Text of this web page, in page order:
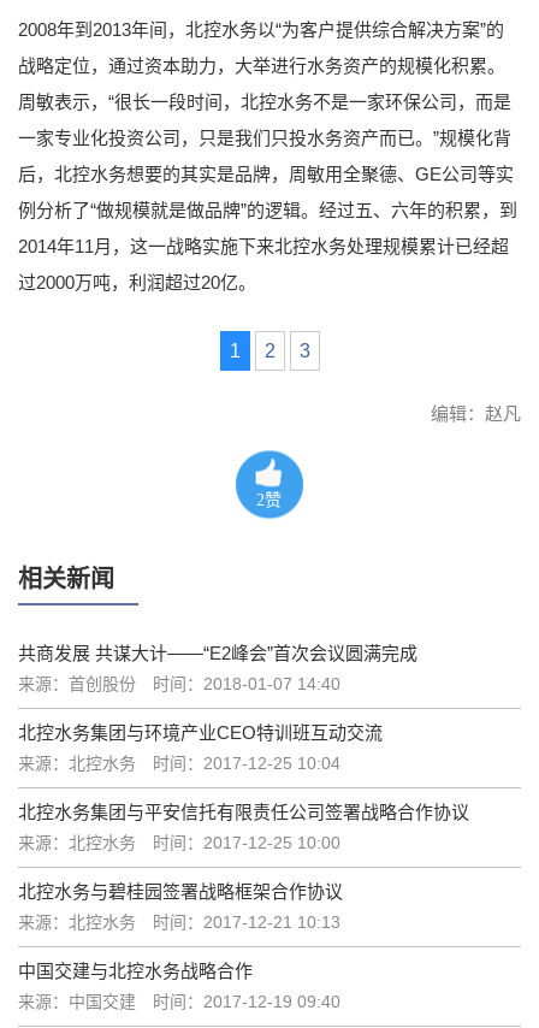
2008年到2013年间，北控水务以“为客户提供综合解决方案”的
战略定位，通过资本助力，大举进行水务资产的规模化积累。
周敏表示，“很长一段时间，北控水务不是一家环保公司，而是
一家专业化投资公司，只是我们只投水务资产而已。”规模化背
后，北控水务想要的其实是品牌，周敏用全聚德、GE公司等实
例分析了“做规模就是做品牌”的逻辑。经过五、六年的积累，到
2014年11月，这一战略实施下来北控水务处理规模累计已经超
过2000万吨，利润超过20亿。
1 2 3
编辑：赵凡
2赞
相关新闻
共商发展 共谋大计——“E2峰会”首次会议圆满完成
来源：首创股份 时间：2018-01-07 14:40
北控水务集团与环境产业CEO特训班互动交流
来源：北控水务 时间：2017-12-25 10:04
北控水务集团与平安信托有限责任公司签署战略合作协议
来源：北控水务 时间：2017-12-25 10:00
北控水务与碧桂园签署战略框架合作协议
来源：北控水务 时间：2017-12-21 10:13
中国交建与北控水务战略合作
来源：中国交建 时间：2017-12-19 09:40